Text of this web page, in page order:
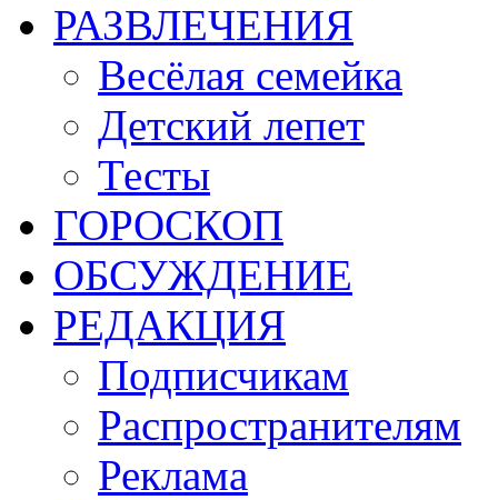
РАЗВЛЕЧЕНИЯ
Весёлая семейка
Детский лепет
Тесты
ГОРОСКОП
ОБСУЖДЕНИЕ
РЕДАКЦИЯ
Подписчикам
Распространителям
Реклама